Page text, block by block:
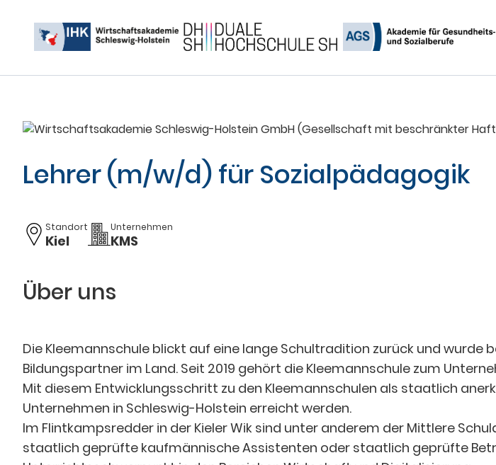
Lehrer (m/w/d) für Sozialpädagogik
Standort
Kiel
Unternehmen
KMS
Über uns
Die Kleemannschule blickt auf eine lange Schultradition zurück und wurde
Bildungspartner im Land. Seit 2019 gehört die Kleemannschule zum
Mit diesem Entwicklungsschritt zu den Kleemannschulen als staatlich
Unternehmen in Schleswig-Holstein erreicht werden.
Im Flintkampsredder in der Kieler Wik sind unter anderem der Mittlere
staatlich geprüfte kaufmännische Assistenten oder staatlich geprüfte